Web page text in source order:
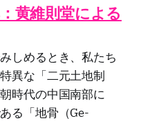
黄維則堂による
しめるとき、私たち
異な「二元土地制
時代の中国南部に
る「地骨（Ge-